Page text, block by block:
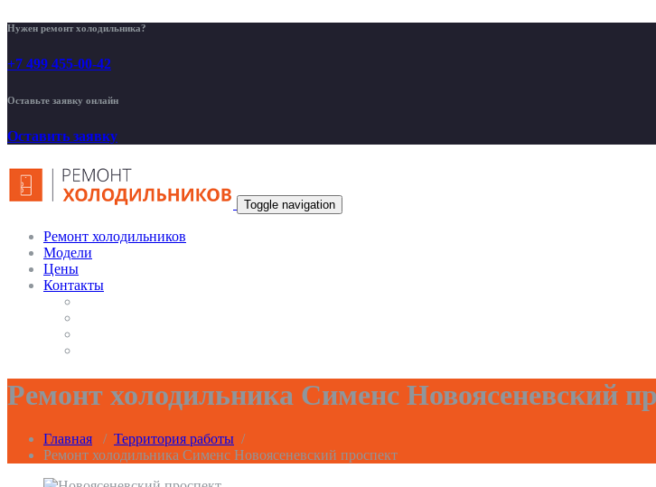
Нужен ремонт холодильника?
+7 499 455-00-42
Оставьте заявку онлайн
Оставить заявку
Toggle navigation
Ремонт холодильников
Модели
Цены
Контакты
Ремонт холодильника Сименс Новоясеневский
Главная / Территория работы /
Ремонт холодильника Сименс Новоясеневский проспект